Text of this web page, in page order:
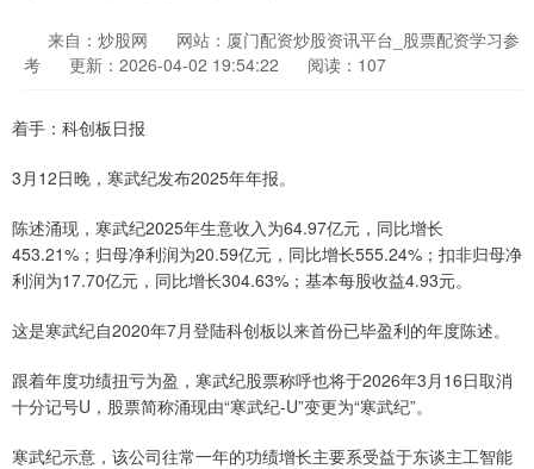
来自：炒股网
网站：厦门配资炒股资讯平台_股票配资学习参
考
更新：2026-04-02 19:54:22 阅读：107
着手：科创板日报
3月12日晚，寒武纪发布2025年年报。
陈述涌现，寒武纪2025年生意收入为64.97亿元，同比增长
453.21%；归母净利润为20.59亿元，同比增长555.24%；扣非归母净
利润为17.70亿元，同比增长304.63%；基本每股收益4.93元。
这是寒武纪自2020年7月登陆科创板以来首份已毕盈利的年度陈述。
跟着年度功绩扭亏为盈，寒武纪股票称呼也将于2026年3月16日取消
十分记号U，股票简称涌现由“寒武纪-U”变更为“寒武纪”。
寒武纪示意，该公司往常一年的功绩增长主要系受益于东谈主工智能